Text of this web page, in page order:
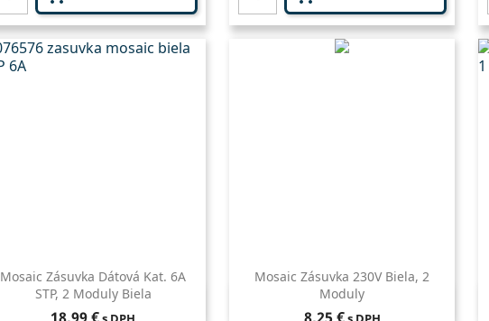
Mosaic Zásuvka Dátová Kat. 6A
STP, 2 Moduly Biela
Cena
Rýchly náhľad
Mosaic Zásuvka 230V Biela, 2
Moduly
Cena
Rýchly náhľad